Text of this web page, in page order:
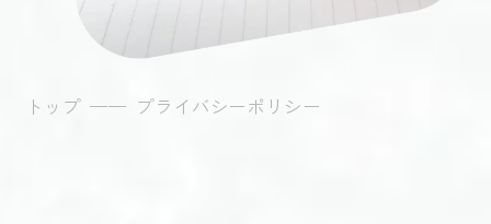
トップ —— プライバシーポリシー